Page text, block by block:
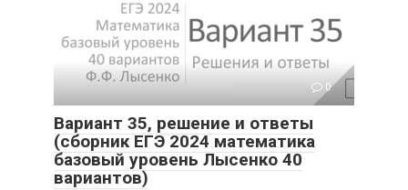
0
Вариант 35, решение и ответы
(сборник ЕГЭ 2024 математика
базовый уровень Лысенко 40
вариантов)